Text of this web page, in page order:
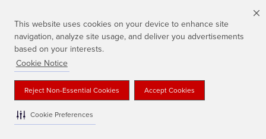
This website uses cookies on your device to enhance site
navigation, analyze site usage, and deliver you advertisements
based on your interests.
Cookie Notice
Reject Non-Essential Cookies Accept Cookies
Cookie Preferences